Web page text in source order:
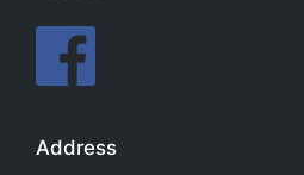
Address